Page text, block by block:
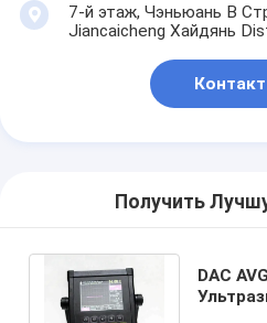
7-й этаж, Чэньюань B
Jiancaicheng Хайдянь
Контакт
Получить
DAC